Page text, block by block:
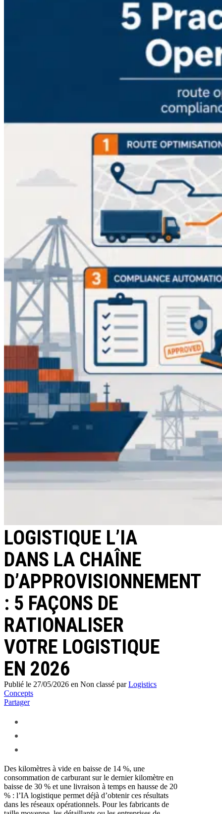
LOGISTIQUE L’IA
DANS LA CHAÎNE
D’APPROVISIONNEMENT
: 5 FAÇONS DE
RATIONALISER
VOTRE LOGISTIQUE
EN 2026
Publié le 27/05/2026 en Non classé parLogistics
Concepts
Partager
Des kilomètres à vide en baisse de 14 %, une
consommation de carburant sur le dernier kilomètre en
baisse de 30 % et une livraison à temps en hausse de 20
% : l’IA logistique permet déjà d’obtenir ces résultats
dans les réseaux opérationnels. Pour les fabricants de